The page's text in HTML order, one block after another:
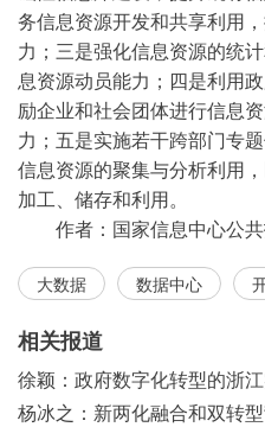
务信息资源开发和共享利用
力；三是强化信息资源的统
息资源动员能力；四是利用
励企业和社会团体进行信息
力；五是实施若干跨部门专
信息资源的聚集与分析利用
加工、储存和利用。
作者：国家信息中心公
大数据 数据中心
相关报道
徐颖：政府数字化转型的浙